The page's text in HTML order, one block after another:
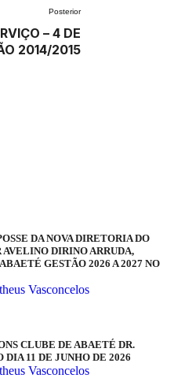
Posterior
– 4 DE
2014/2015
DA NOVA DIRETORIA DO
DIRINO ARRUDA,
GESTÃO 2026 A 2027 NO
Vasconcelos
CLUBE DE ABAETÉ DR.
11 DE JUNHO DE 2026
Vasconcelos